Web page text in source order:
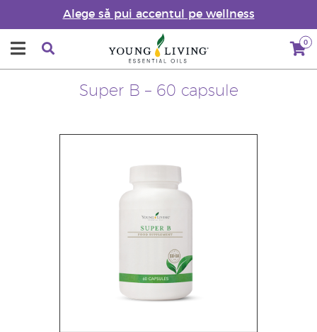
Alege să pui accentul pe wellness
0
Super B – 60 capsule